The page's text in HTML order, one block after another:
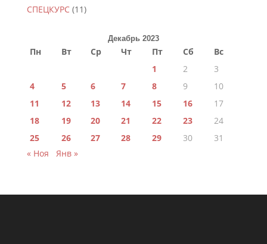
СПЕЦКУРС(11)
Декабрь 2023
Пн Вт Ср Чт Пт Сб
Вс
1
2
3
4
5 6 7 8 9
10
11
12 13 14 15 16
17
18
19 20 21 22 23
24
25
26 27 28 29 30
31
« Ноя
Янв »